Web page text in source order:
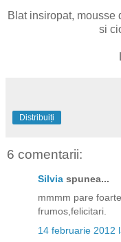
Blat insiropat, mousse
si
Distribuiți
6 comentarii:
Silvia spunea...
mmmm pare
frumos,felicitari.
14 februarie 2012